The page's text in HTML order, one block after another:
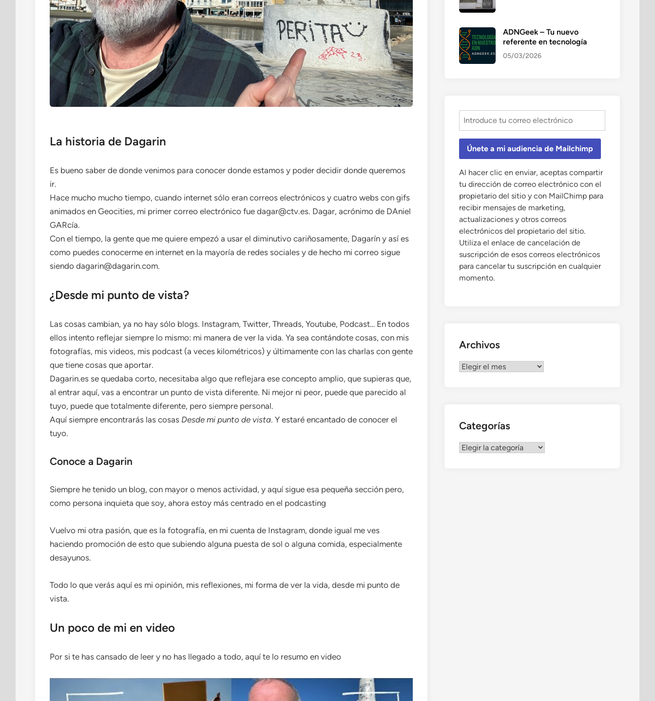
La historia de Dagarin
Es bueno saber de donde venimos para conocer donde estamos y poder decidir donde queremos
ir.
Hace mucho mucho tiempo, cuando internet sólo eran correos electrónicos y cuatro webs con gifs
animados en Geocities, mi primer correo electrónico fue dagar@ctv.es. Dagar, acrónimo de DAniel
GARcía.
Con el tiempo, la gente que me quiere empezó a usar el diminutivo cariñosamente, Dagarín y así es
como puedes conocerme en internet en la mayoría de redes sociales y de hecho mi correo sigue
siendo dagarin@dagarin.com.
¿Desde mi punto de vista?
Las cosas cambian, ya no hay sólo blogs. Instagram, Twitter, Threads, Youtube, Podcast… En todos
ellos intento reflejar siempre lo mismo: mi manera de ver la vida. Ya sea contándote cosas, con mis
fotografías, mis videos, mis podcast (a veces kilométricos) y últimamente con las charlas con gente
que tiene cosas que aportar.
Dagarin.es se quedaba corto, necesitaba algo que reflejara ese concepto amplio, que supieras que,
al entrar aquí, vas a encontrar un punto de vista diferente. Ni mejor ni peor, puede que parecido al
tuyo, puede que totalmente diferente, pero siempre personal.
Aquí siempre encontrarás las cosas Desde mi punto de vista. Y estaré encantado de conocer el
tuyo.
Conoce a Dagarin
Siempre he tenido un blog, con mayor o menos actividad, y aquí sigue esa pequeña sección pero,
como persona inquieta que soy, ahora estoy más centrado en el podcasting
Vuelvo mi otra pasión, que es la fotografía, en mi cuenta de Instagram, donde igual me ves
haciendo promoción de esto que subiendo alguna puesta de sol o alguna comida, especialmente
desayunos.
Todo lo que verás aquí es mi opinión, mis reflexiones, mi forma de ver la vida, desde mi punto de
vista.
Un poco de mi en video
Por si te has cansado de leer y no has llegado a todo, aquí te lo resumo en video
ADNGeek – Tu nuevo
referente en tecnología
05/03/2026
Únete a mi audiencia de Mailchimp
Al hacer clic en enviar, aceptas compartir
tu dirección de correo electrónico con el
propietario del sitio y con MailChimp para
recibir mensajes de marketing,
actualizaciones y otros correos
electrónicos del propietario del sitio.
Utiliza el enlace de cancelación de
suscripción de esos correos electrónicos
para cancelar tu suscripción en cualquier
momento.
Archivos
Archivos
Categorías
Categorías